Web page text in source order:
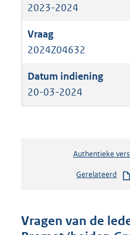
2023-2024
2024Z04632
20-03-2024
Authentieke
Gerelateerd
Vragen van de